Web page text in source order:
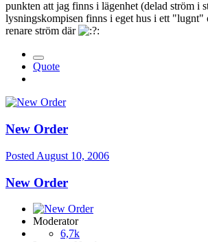
punkten att jag finns i lägenhet (delad ström i
lysningskompisen finns i eget hus i ett "lugnt"
renare ström där
Quote
New Order
Posted August 10, 2006
New Order
Moderator
6,7k